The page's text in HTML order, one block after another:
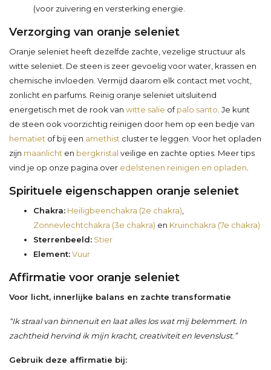
(voor zuivering en versterking energie.
Verzorging van oranje seleniet
Oranje seleniet heeft dezelfde zachte, vezelige structuur als
witte seleniet. De steen is zeer gevoelig voor water, krassen en
chemische invloeden. Vermijd daarom elk contact met vocht,
zonlicht en parfums. Reinig oranje seleniet uitsluitend
energetisch met de rook van witte salie ofpalo santo . Je kunt
de steen ook voorzichtig reinigen door hem op een bedje van
hematiet of bij een amethist cluster te leggen. Voor het opladen
zijn maanlicht en bergkristal veilige en zachte opties. Meer tips
vind je op onze pagina over edelstenen reinigen en opladen
Spirituele eigenschappen oranje seleniet
Chakra: Heiligbeenchakra (2e chakra)
Zonnevlechtchakra (3e chakra) en Kruinchakra (7e chakra)
Sterrenbeeld: Stier
Element:Vuur
Affirmatie voor oranje seleniet
Voor licht, innerlijke balans en zachte transformatie
“Ik straal van binnenuit en laat alles los wat mij belemmert. In
zachtheid hervind ik mijn kracht, creativiteit en levenslust.”
Gebruik deze affirmatie bij: